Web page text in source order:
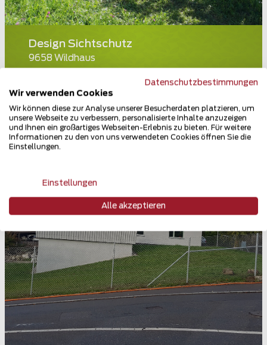
Design Sichtschutz
9658 Wildhaus
Teilen
Datenschutzbestimmungen
Wir verwenden Cookies
Wir können diese zur Analyse unserer Besucherdaten platzieren, um
unsere Webseite zu verbessern, personalisierte Inhalte anzuzeigen
und Ihnen ein großartiges Webseiten-Erlebnis zu bieten. Für weitere
Informationen zu den von uns verwendeten Cookies öffnen Sie die
Einstellungen.
Einstellungen
Alle akzeptieren